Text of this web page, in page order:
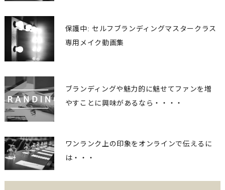
保護中: セルフブランディングマスタークラス
専用メイク動画集
ブランディングや魅力的に魅せてファンを増
やすことに興味があるなら・・・・
ワンランク上の印象をオンラインで伝えるに
は・・・